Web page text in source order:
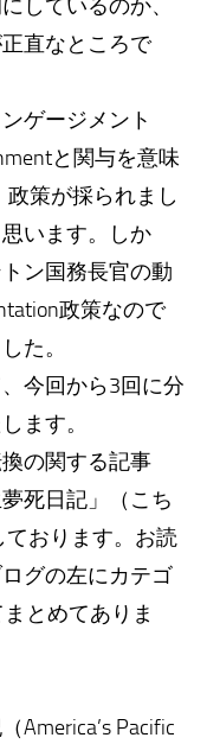
しているのか、
直なところで
ゲージメント
と関与を意味
政策が採られまし
います。しか
ン国務長官の動
政策なので
た。
今回から3回に分
ます。
の関する記事
死日記」（こち
ております。お読
グの左にカテゴ
とめてありま
America’s Pacific